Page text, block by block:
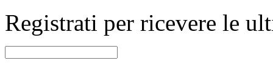
Registrati per ricevere le